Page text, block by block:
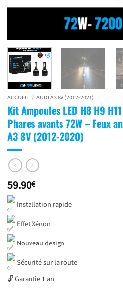
ACCUEIL / AUDI A3 8V (2012-2021)
Kit Ampoules LED H8 H9
Phares avants 72W – Feux
A3 8V (2012-2020)
59.90€
Installation rapide
Effet Xénon
Nouveau design
Sécurité sur la route
🔓 Garantie 1 an